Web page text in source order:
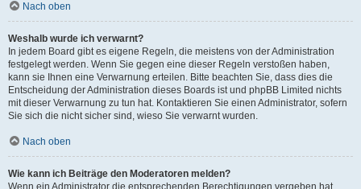
Nach oben
Weshalb wurde ich verwarnt?
In jedem Board gibt es eigene Regeln, die meistens von der Administration
festgelegt werden. Wenn Sie gegen eine dieser Regeln verstoßen haben,
kann sie Ihnen eine Verwarnung erteilen. Bitte beachten Sie, dass dies die
Entscheidung der Administration dieses Boards ist und phpBB Limited nichts
mit dieser Verwarnung zu tun hat. Kontaktieren Sie einen Administrator, sofern
Sie sich die nicht sicher sind, wieso Sie verwarnt wurden.
Nach oben
Wie kann ich Beiträge den Moderatoren melden?
Wenn ein Administrator die entsprechenden Berechtigungen vergeben hat,